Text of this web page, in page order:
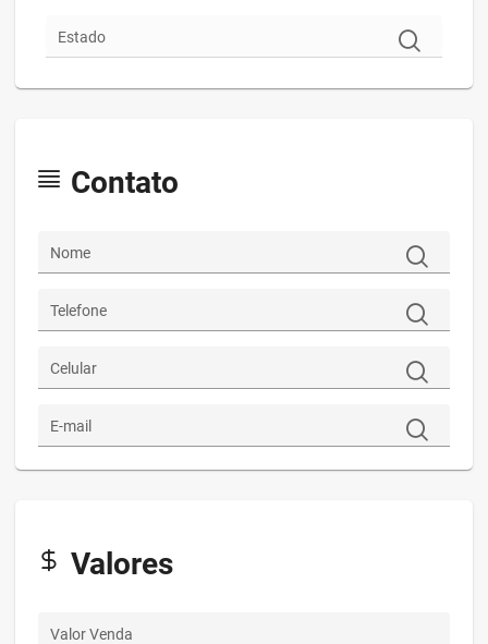
Estado
Contato
Nome
Telefone
Celular
E-mail
Valores
Valor Venda